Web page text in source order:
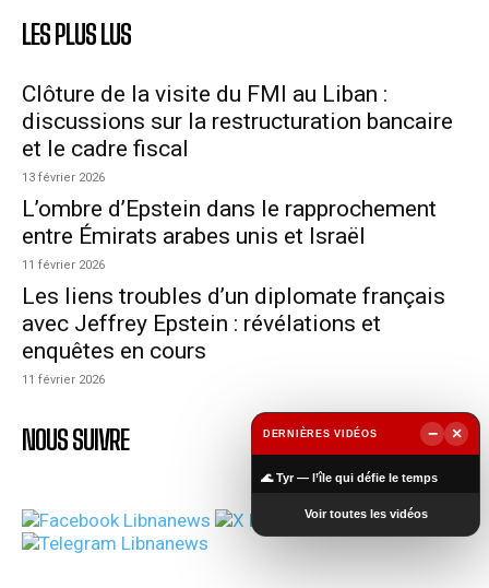
LES PLUS LUS
Clôture de la visite du FMI au Liban :
discussions sur la restructuration bancaire
et le cadre fiscal
13 février 2026
L’ombre d’Epstein dans le rapprochement
entre Émirats arabes unis et Israël
11 février 2026
Les liens troubles d’un diplomate français
avec Jeffrey Epstein : révélations et
enquêtes en cours
11 février 2026
NOUS SUIVRE DERNIÈRES VIDÉOS −
×
🌊 Tyr — l’île qui défie le temps
Voir toutes les vidéos